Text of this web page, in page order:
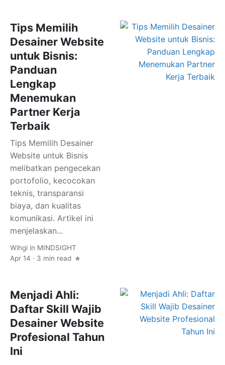
Tips Memilih
Desainer Website
untuk Bisnis:
Panduan
Lengkap
Menemukan
Partner Kerja
Terbaik
Tips Memilih Desainer
Website untuk Bisnis
melibatkan pengecekan
portofolio, kecocokan
teknis, transparansi
biaya, dan kualitas
komunikasi. Artikel ini
menjelaskan...
Wihgi in MINDSIGHT
Apr 14 · 3 min read
Menjadi Ahli:
Daftar Skill Wajib
Desainer Website
Profesional Tahun
Ini